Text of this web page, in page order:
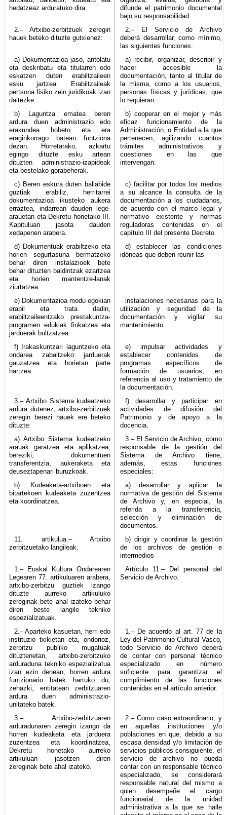
hedatzeaz arduratuko dira.
difunde el patrimonio documental
bajo su responsabilidad.
2.– Artxibo-zerbitzuek zeregin
hauek beteko dituzte gutxienez:
2.– El Servicio de Archivo
deberá desarrollar, como mínimo,
las siguientes funciones:
a) Dokumentazioa jaso, antolatu
eta deskribatu eta titularren edo
eskatzen duten erabiltzaileen
esku jartzea. Erabiltzaileak
pertsona fisiko zein juridikoak izan
daitezke.
a) recibir, organizar, describir y
hacer accesible la
documentación, tanto al titular de
la misma, como a los usuarios,
personas físicas y jurídicas, que
lo requieran.
b) Laguntza ematea beren
ardura duen administrazio edo
erakundea hobeto eta era
eraginkorrago batean funtziona
dezan. Horretarako, azkartu
egingo dituzte esku artean
dituzten administrazio-izapideak
eta bestelako gorabeherak.
b) cooperar en el mejor y más
eficaz funcionamiento de la
Administración, o Entidad a la que
pertenecen, agilizando cuantos
trámites administrativos y
cuestiones en las que
intervengan.
c) Beren eskura duten baliabide
guztiak erabiliz, herritarrei
dokumentazioa ikusteko aukera
erraztea, indarrean dauden lege-
arauetan eta Dekretu honetako III.
Kapituluan jasota dauden
xedapenen arabera.
c) facilitar por todos los medios
a su alcance la consulta de la
documentación a los ciudadanos,
de acuerdo con el marco legal y
normativo existente y normas
reguladoras contenidas en el
capítulo III del presente Decreto.
d) Dokumentuak erabiltzeko eta
horien segurtasuna bermatzeko
behar diren instalazioek bete
behar dituzten baldintzak ezartzea
eta horien mantentze-lanak
ziurtatzea.
d) establecer las condiciones
idóneas que deben reunir las
e) Dokumentazioa modu egokian
erabil eta trata dadin,
erabiltzaileentzako prestakuntza-
programen edukiak finkatzea eta
jarduerak bultzatzea.
instalaciones necesarias para la
utilización y seguridad de la
documentación y vigilar su
mantenimiento.
f) Irakaskuntzari laguntzeko eta
ondarea zabaltzeko jarduerak
gauzatzea eta horietan parte
hartzea.
e) impulsar actividades y
establecer contenidos de
programas específicos de
formación de usuarios, en
referencia al uso y tratamiento de
la documentación.
3.– Artxibo Sistema kudeatzeko
ardura dutenez, artxibo-zerbitzuek
zeregin berezi hauek ere beteko
dituzte:
f) desarrollar y participar en
actividades de difusión del
Patrimonio y de apoyo a la
docencia.
a) Artxibo Sistema kudeatzeko
arauak garatzea eta aplikatzea;
bereziki, dokumentuen
transferentzia, aukeraketa eta
deuseztapenari buruzkoak.
3.– El Servicio de Archivo, como
responsable de la gestión del
Sistema de Archivo tiene,
además, estas funciones
especiales:
b) Kudeaketa-artxiboen eta
bitartekoen kudeaketa zuzentzea
eta koordinatzea.
a) desarrollar y aplicar la
normativa de gestión del Sistema
de Archivo y, en especial, la
referida a la transferencia,
selección y eliminación de
documentos.
11. artikulua.– Artxibo
zerbitzuetako langileak.
b) dirigir y coordinar la gestión
de los archivos de gestión e
intermedios
1.– Euskal Kultura Ondarearen
Legearen 77. artikuluaren arabera,
artxibo-zerbitzu guztiek izango
dituzte aurreko artikuluko
zereginak bete ahal izateko behar
diren beste langile tekniko
espezializatuak.
Artículo 11.– Del personal del
Servicio de Archivo.
2.– Aparteko kasuetan, herri edo
instituzio txikietan eta, ondorioz,
zerbitzu publiko mugatuak
dituztenetan, artxibo-zerbitzuko
arduraduna tekniko espezializatua
izan ezin denean, horren ardura
funtzionario batek hartuko du,
zehazki, entitatean zerbitzuaren
ardura duen administrazio-
unitateko batek.
1.– De acuerdo al art. 77 de la
Ley del Patrimonio Cultural Vasco,
todo Servicio de Archivo deberá
de contar con personal técnico
especializado en número
suficiente para garantizar el
cumplimiento de las funciones
contenidas en el artículo anterior.
3.– Artxibo-zerbitzuaren
arduradunaren zeregin izango da
horren kudeaketa eta jarduera
zuzentzea eta koordinatzea,
Dekretu honetako aurreko
artikuluan jasotzen diren
zereginak bete ahal izateko.
2.– Como caso extraordinario, y
en aquellas instituciones y/o
poblaciones en que, debido a su
escasa densidad y/o limitación de
servicios públicos consiguiente, el
servicio de archivo no pueda
contar con un responsable técnico
especializado, se considerará
responsable natural del mismo a
quien desempeñe el cargo
funcionarial de la unidad
administrativa a la que se halle